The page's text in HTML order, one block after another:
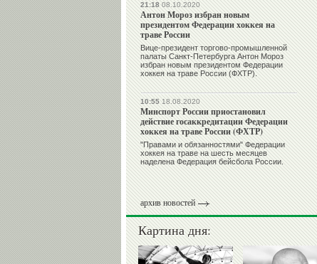
21:1808.10.2020
Антон Мороз избран новым
президентом Федерации хоккея на
траве России
Вице-президент торгово-промышленной
палаты Санкт-Петербурга Антон Мороз
избран новым президентом Федерации
хоккея на траве России (ФХТР).
10:5518.08.2020
Минспорт России приостановил
действие госаккредитации Федерации
хоккея на траве России (ФХТР)
"Правами и обязанностями" Федерации
хоккея на траве на шесть месяцев
наделена Федерация бейсбола России.
архив новостей
Картина дня: